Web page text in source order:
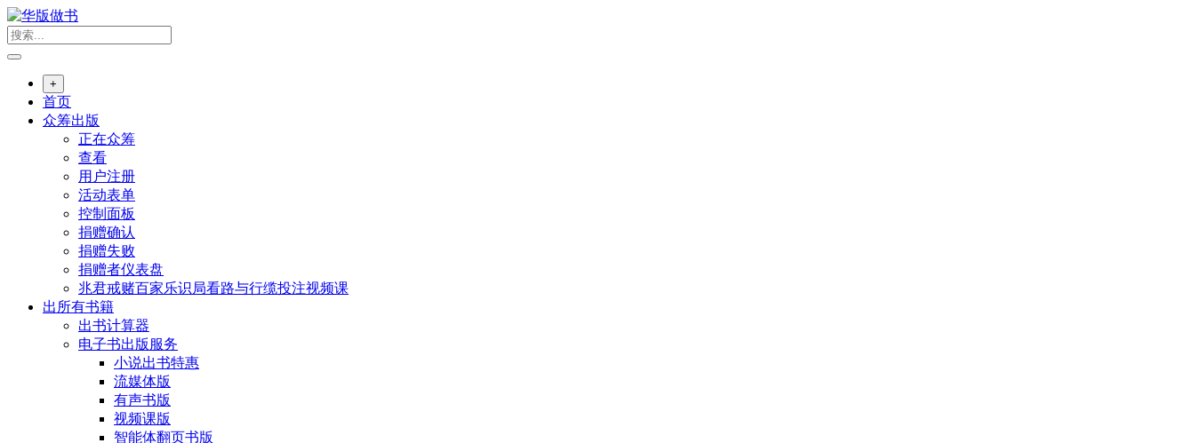
跳
转
到
+
首页
众筹出版
正在众筹
查看
用户注册
活动表单
控制面板
捐赠确认
捐赠失败
捐赠者仪表盘
兆君戒赌百家乐识局看路与行缆投注视频课
出所有书籍
出书计算器
电子书出版服务
小说出书特惠
流媒体版
有声书版
视频课版
智能体翻页书版